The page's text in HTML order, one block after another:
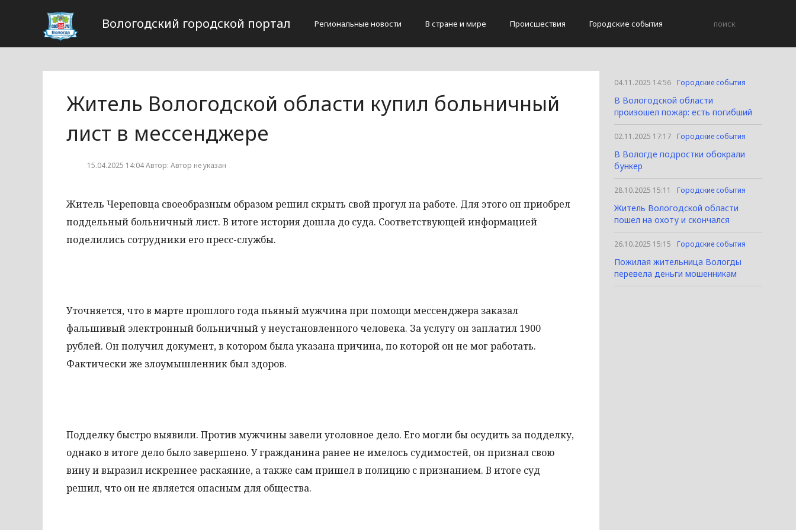
Вологодский городской портал Региональные новости В стране и мире Происшествия Городские события
Житель Вологодской области купил больничный
лист в мессенджере
15.04.2025 14:04 Автор: Автор не указан
Житель Череповца своеобразным образом решил скрыть свой прогул на работе. Для этого он приобрел
поддельный больничный лист. В итоге история дошла до суда. Соответствующей информацией
поделились сотрудники его пресс-службы.
Уточняется, что в марте прошлого года пьяный мужчина при помощи мессенджера заказал
фальшивый электронный больничный у неустановленного человека. За услугу он заплатил 1900
рублей. Он получил документ, в котором была указана причина, по которой он не мог работать.
Фактически же злоумышленник был здоров.
Подделку быстро выявили. Против мужчины завели уголовное дело. Его могли бы осудить за подделку,
однако в итоге дело было завершено. У гражданина ранее не имелось судимостей, он признал свою
вину и выразил искреннее раскаяние, а также сам пришел в полицию с признанием. В итоге суд
решил, что он не является опасным для общества.
04.11.2025 14:56 Городские события
В Вологодской области
произошел пожар: есть погибший
02.11.2025 17:17 Городские события
В Вологде подростки обокрали
бункер
28.10.2025 15:11 Городские события
Житель Вологодской области
пошел на охоту и скончался
26.10.2025 15:15 Городские события
Пожилая жительница Вологды
перевела деньги мошенникам